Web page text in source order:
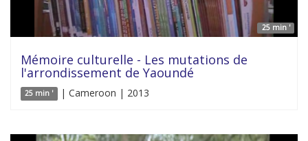
25 min '
Mémoire culturelle - Les mutations de
l'arrondissement de Yaoundé
25 min ' | Cameroon | 2013